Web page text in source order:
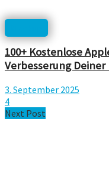
100+ Kostenlose
Verbesserung Deiner
3. September 2025
4
Next Post